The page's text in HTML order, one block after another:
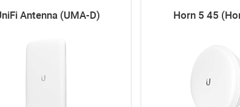
Antenna (UMA-D) Horn 5 45